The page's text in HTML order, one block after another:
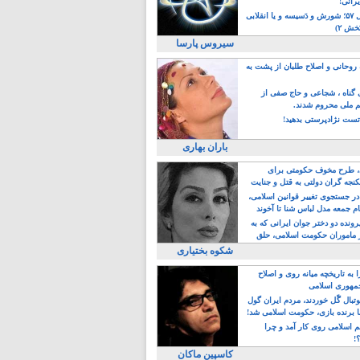
رویداد سال ۵۷؛ شورش و دَسیسه و یا انقلابی
۲)
سیروس پارسا
و اصلاح طلبان از پشت به
گناه ، شجاعی و حاج صفی از
ملی محروم شدند.
نژادپرستی بدهید!
باران بهاری
مخوف حکومتی برای
گران دولتی به قتل و جنایت
جستجوی تغییر قوانین اسلامی،
جمعه مدل لباس شنا تا آخوند
دو دختر جوان ایرانی که به
ماموران حکومت اسلامی، حلق
شکوه بختیاری
به تاریخچه میانه روی و اصلاح
اسلامی
گًل خوردند، مردم ایران گول
برنده بازی، حکومت اسلامی شد!
اسلامی روی کار آمد و چرا
کاسپین ماکان